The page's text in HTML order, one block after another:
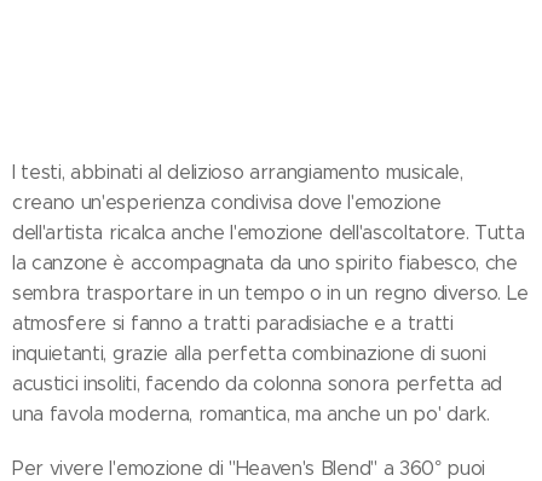
I testi, abbinati al delizioso arrangiamento musicale,
creano un'esperienza condivisa dove l'emozione
dell'artista ricalca anche l'emozione dell'ascoltatore. Tutta
la canzone è accompagnata da uno spirito fiabesco, che
sembra trasportare in un tempo o in un regno diverso. Le
atmosfere si fanno a tratti paradisiache e a tratti
inquietanti, grazie alla perfetta combinazione di suoni
acustici insoliti, facendo da colonna sonora perfetta ad
una favola moderna, romantica, ma anche un po' dark.
Per vivere l'emozione di "Heaven's Blend" a 360° puoi